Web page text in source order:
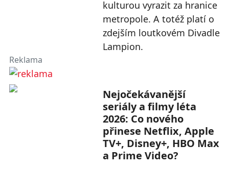
kulturou vyrazit za hranice
metropole. A totéž platí o
zdejším loutkovém Divadle
Lampion.
Reklama
Nejočekávanější
seriály a filmy léta
2026: Co nového
přinese Netflix, Apple
TV+, Disney+, HBO Max
a Prime Video?